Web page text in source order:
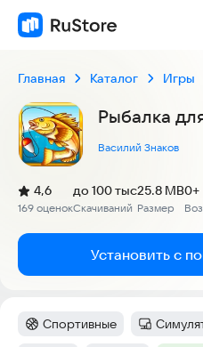
Главная Каталог Игры
Рыбалка
Василий Знаков
Рейтинг:
4,6
(
169 оценок
)
Скачиваний
до 100 тыс
Размер
25.8 MB0+
Установить с
Категория:
Спортивные Категория: